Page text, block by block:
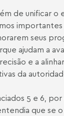
de unificar
importantes
seus
ajudam a
e a
da
5 e 6,
que se